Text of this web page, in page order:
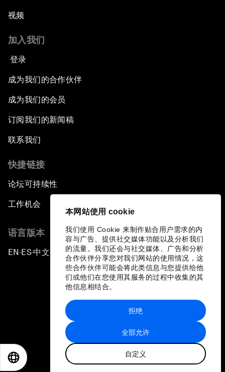
本网站使用 cookie
我们使用 Cookie 来制作贴合用户需求的内
容与广告、提供社交媒体功能以及分析我们
的流量。我们还会与社交媒体、广告和分析
合作伙伴分享您对我们网站的使用情况，这
些合作伙伴可能会将此类信息与您提供给他
们或他们在您使用其服务的过程中收集的其
他信息相结合。
全部允许
自定义
拒绝
视频
加入我们
登录
成为我们的合作伙伴
成为我们的会员
订阅我们的新闻稿
联系我们
快捷链接
论坛可持续性
工作机会
语言版本
EN ▪ES▪中文▪ 日本語
站点地图
世界经济论坛